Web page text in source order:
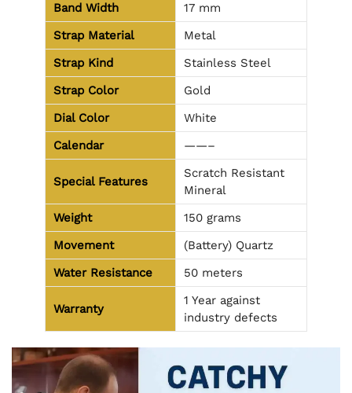
Band Width
17 mm
Strap Material
Metal
Strap Kind
Stainless Steel
Strap Color
Gold
Dial Color
White
Calendar
——–
Special Features
Scratch Resistant
Mineral
Weight
150 grams
Movement
(Battery) Quartz
Water Resistance
50 meters
Warranty
1 Year against
industry defects